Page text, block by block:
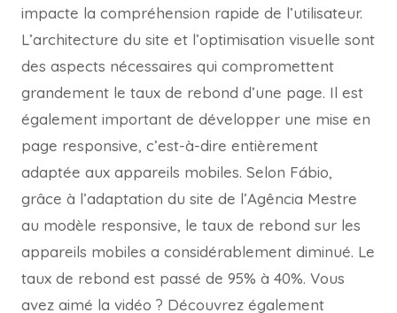
impacte la compréhension rapide de l’utilisateur.
L’architecture du site et l’optimisation visuelle sont
des aspects nécessaires qui compromettent
grandement le taux de rebond d’une page. Il est
également important de développer une mise en
page responsive, c’est-à-dire entièrement
adaptée aux appareils mobiles. Selon Fábio,
grâce à l’adaptation du site de l’Agência Mestre
au modèle responsive, le taux de rebond sur les
appareils mobiles a considérablement diminué. Le
taux de rebond est passé de 95% à 40%. Vous
avez aimé la vidéo ? Découvrez également